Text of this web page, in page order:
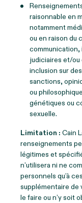
raisonnable en
notamment
ou en raison du
communication,
judiciaires et/
inclusion sur
sanctions,
ou
génétiques ou
sexuelle.
Limitation : Cain
renseignements
légitimes et
n’utilisera ni ne
personnels qu’à
supplémentaire de
le faire ou n’y soit